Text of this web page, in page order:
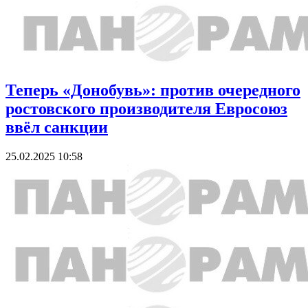
Теперь «Донобувь»: против очередного
ростовского производителя Евросоюз
ввёл санкции
25.02.2025 10:58